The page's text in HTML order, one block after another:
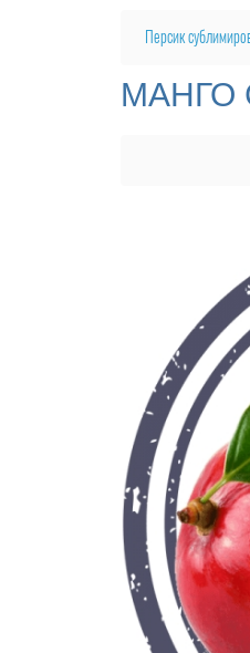
Персик
МАНГО